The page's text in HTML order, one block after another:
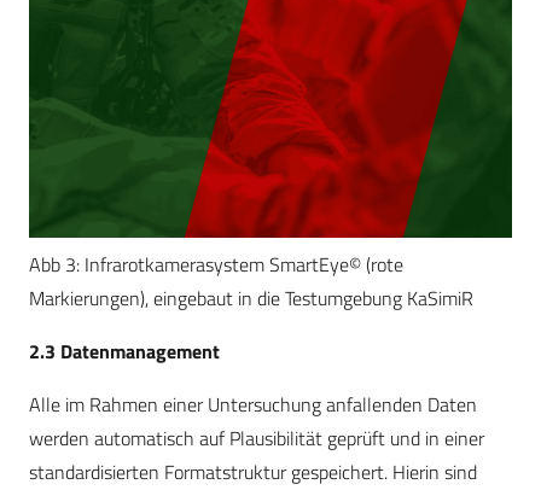
Abb 3: Infrarotkamerasystem SmartEye© (rote
Markierungen), eingebaut in die Testumgebung KaSimiR
2.3 Datenmanagement
Alle im Rahmen einer Untersuchung anfallenden Daten
werden automatisch auf Plausibilität geprüft und in einer
standardisierten Formatstruktur gespeichert. Hierin sind